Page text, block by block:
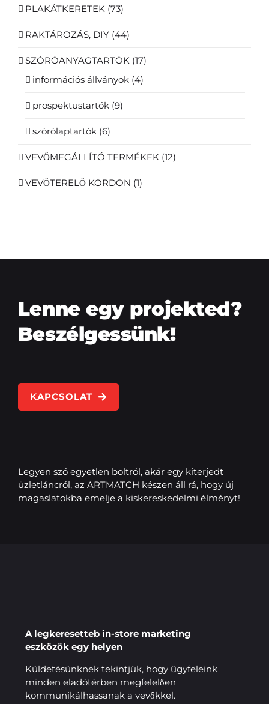
PLAKÁTKERETEK (73)
RAKTÁROZÁS, DIY (44)
SZÓRÓANYAGTARTÓK (17)
információs állványok (4)
prospektustartók (9)
szórólaptartók (6)
VEVŐMEGÁLLÍTÓ TERMÉKEK (12)
VEVŐTERELŐ KORDON (1)
Lenne egy projekted?
Beszélgessünk!
KAPCSOLAT
Legyen szó egyetlen boltról, akár egy kiterjedt
üzletláncról, az ARTMATCH készen áll rá, hogy új
magaslatokba emelje a kiskereskedelmi élményt!
A legkeresetteb in-store marketing
eszközök egy helyen
Küldetésünknek tekintjük, hogy ügyfeleink
minden eladótérben megfelelően
kommunikálhassanak a vevőkkel.